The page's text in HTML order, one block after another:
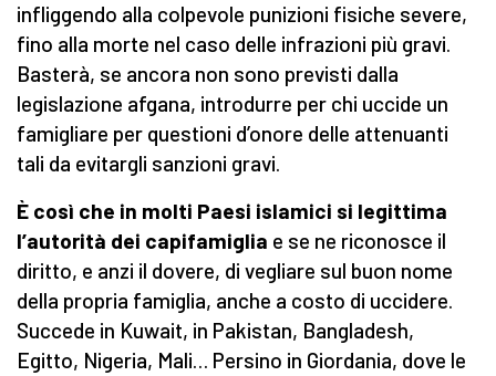
infliggendo alla colpevole punizioni fisiche severe,
fino alla morte nel caso delle infrazioni più gravi.
Basterà, se ancora non sono previsti dalla
legislazione afgana, introdurre per chi uccide un
famigliare per questioni d’onore delle attenuanti
tali da evitargli sanzioni gravi.
È così che in molti Paesi islamici si legittima
l’autorità dei capifamiglia e se ne riconosce il
diritto, e anzi il dovere, di vegliare sul buon nome
della propria famiglia, anche a costo di uccidere.
Succede in Kuwait, in Pakistan, Bangladesh,
Egitto, Nigeria, Mali… Persino in Giordania, dove le